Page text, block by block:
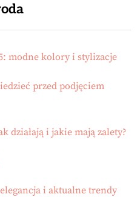
modne kolory i stylizacje
przed podjęciem
działają i jakie mają zalety?
i aktualne trendy